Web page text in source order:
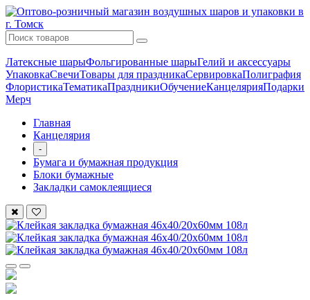
Латексные шарыФольгированные шарыГелий и аксессуары
УпаковкаСвечиТовары для праздникаСервировкаПолиграфия
ФлористикаТематикаПраздникиОбучениеКанцелярияПодарки
Мерч
Главная
Канцелярия
-
Бумага и бумажная продукция
Блоки бумажные
Закладки самоклеящиеся